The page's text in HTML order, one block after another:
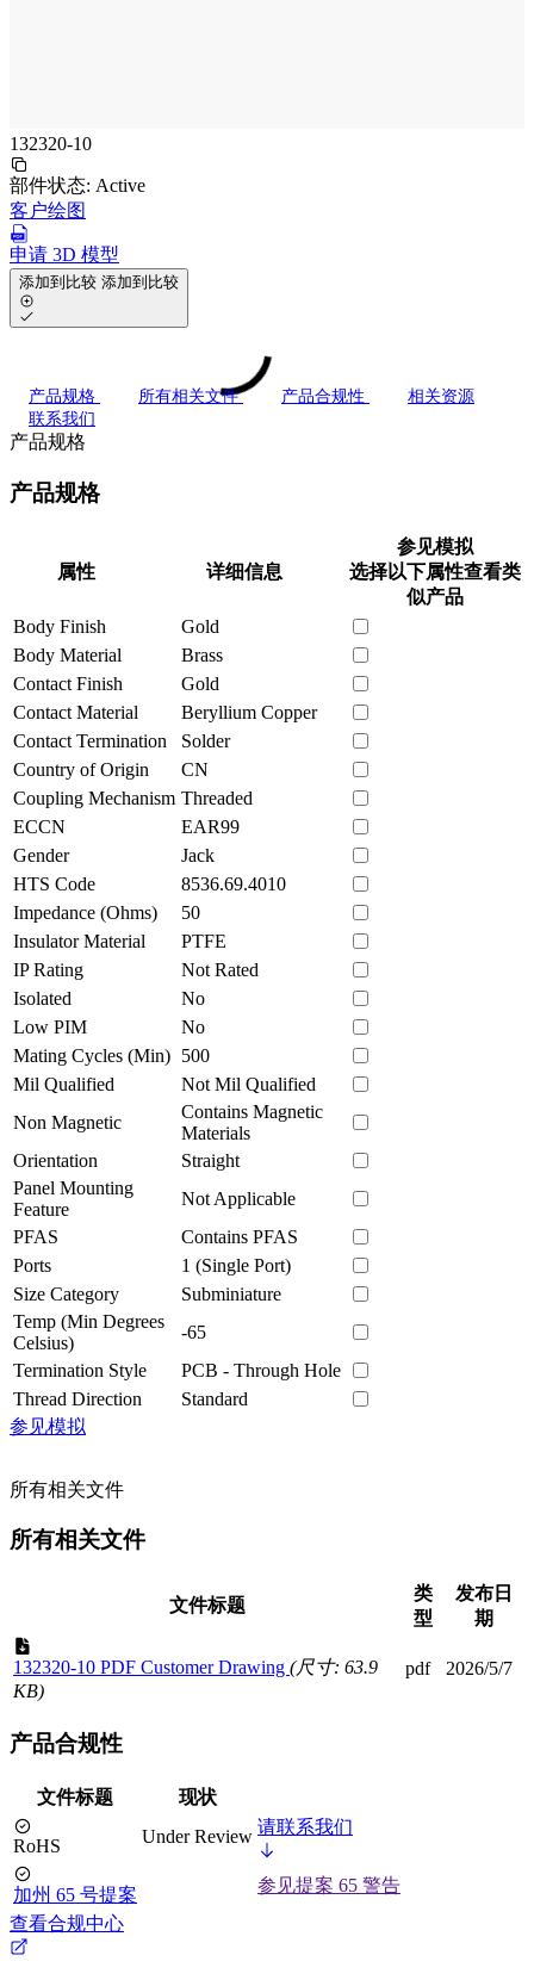
132320-10
部件状态: Active
客户绘图
申请 3D 模型
添加到比较 添加到比较
产品规格 所有相关文件 产品合规性
相关资源
联系我们
产品规格
产品规格
属性 详细信息
参见模拟
选择以下属性查看类
似产品
Body Finish
Gold
Body Material
Brass
Contact Finish
Gold
Contact Material
Beryllium Copper
Contact Termination
Solder
Country of Origin
CN
Coupling Mechanism Threaded
ECCN
EAR99
Gender
Jack
HTS Code
8536.69.4010
Impedance (Ohms)
50
Insulator Material
PTFE
IP Rating
Not Rated
Isolated
No
Low PIM
No
Mating Cycles (Min) 500
Mil Qualified
Not Mil Qualified
Non Magnetic
Contains Magnetic
Materials
Orientation
Straight
Panel Mounting
Feature
Not Applicable
PFAS
Contains PFAS
Ports
1 (Single Port)
Size Category
Subminiature
Temp (Min Degrees
Celsius)
-65
Termination Style
PCB - Through Hole
Thread Direction
Standard
参见模拟
所有相关文件
所有相关文件
文件标题
类
型
发布日
期
132320-10 PDF Customer Drawing (尺寸: 63.9
KB)
pdf 2026/5/7
产品合规性
文件标题 现状
RoHS Under Review 请联系我们
加州 65 号提案
参见提案 65 警告
查看合规中心